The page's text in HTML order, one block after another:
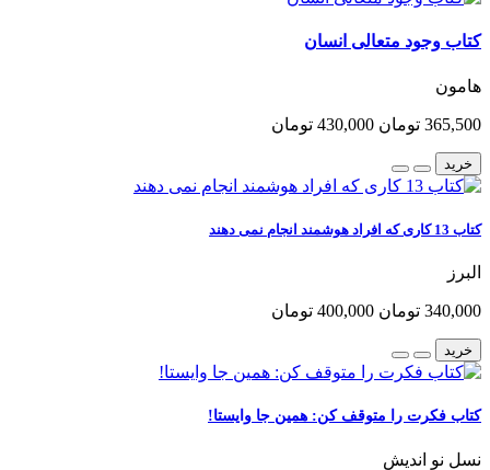
کتاب وجود متعالی انسان
هامون
365,500 تومان 430,000 تومان
خرید
کتاب 13 کاری که افراد هوشمند انجام نمی دهند
البرز
340,000 تومان 400,000 تومان
خرید
کتاب فکرت را متوقف کن: همین جا وایستا!
نسل نو اندیش